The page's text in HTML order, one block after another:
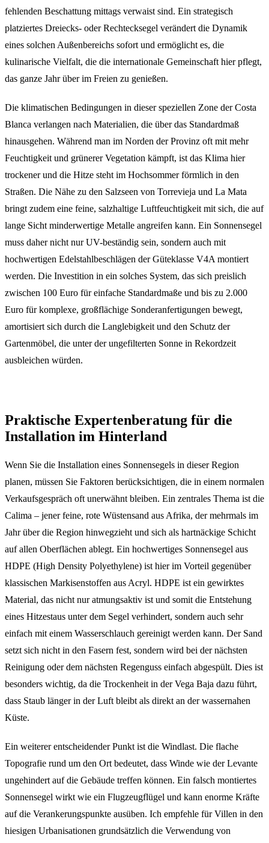
fehlenden Beschattung mittags verwaist sind. Ein strategisch
platziertes Dreiecks- oder Rechtecksegel verändert die Dynamik
eines solchen Außenbereichs sofort und ermöglicht es, die
kulinarische Vielfalt, die die internationale Gemeinschaft hier pflegt,
das ganze Jahr über im Freien zu genießen.
Die klimatischen Bedingungen in dieser speziellen Zone der Costa
Blanca verlangen nach Materialien, die über das Standardmaß
hinausgehen. Während man im Norden der Provinz oft mit mehr
Feuchtigkeit und grünerer Vegetation kämpft, ist das Klima hier
trockener und die Hitze steht im Hochsommer förmlich in den
Straßen. Die Nähe zu den Salzseen von Torrevieja und La Mata
bringt zudem eine feine, salzhaltige Luftfeuchtigkeit mit sich, die auf
lange Sicht minderwertige Metalle angreifen kann. Ein Sonnensegel
muss daher nicht nur UV-beständig sein, sondern auch mit
hochwertigen Edelstahlbeschlägen der Güteklasse V4A montiert
werden. Die Investition in ein solches System, das sich preislich
zwischen 100 Euro für einfache Standardmaße und bis zu 2.000
Euro für komplexe, großflächige Sonderanfertigungen bewegt,
amortisiert sich durch die Langlebigkeit und den Schutz der
Gartenmöbel, die unter der ungefilterten Sonne in Rekordzeit
ausbleichen würden.
Praktische Expertenberatung für die
Installation im Hinterland
Wenn Sie die Installation eines Sonnensegels in dieser Region
planen, müssen Sie Faktoren berücksichtigen, die in einem normalen
Verkaufsgespräch oft unerwähnt bleiben. Ein zentrales Thema ist die
Calima – jener feine, rote Wüstensand aus Afrika, der mehrmals im
Jahr über die Region hinwegzieht und sich als hartnäckige Schicht
auf allen Oberflächen ablegt. Ein hochwertiges Sonnensegel aus
HDPE (High Density Polyethylene) ist hier im Vorteil gegenüber
klassischen Markisenstoffen aus Acryl. HDPE ist ein gewirktes
Material, das nicht nur atmungsaktiv ist und somit die Entstehung
eines Hitzestaus unter dem Segel verhindert, sondern auch sehr
einfach mit einem Wasserschlauch gereinigt werden kann. Der Sand
setzt sich nicht in den Fasern fest, sondern wird bei der nächsten
Reinigung oder dem nächsten Regenguss einfach abgespült. Dies ist
besonders wichtig, da die Trockenheit in der Vega Baja dazu führt,
dass Staub länger in der Luft bleibt als direkt an der wassernahen
Küste.
Ein weiterer entscheidender Punkt ist die Windlast. Die flache
Topografie rund um den Ort bedeutet, dass Winde wie der Levante
ungehindert auf die Gebäude treffen können. Ein falsch montiertes
Sonnensegel wirkt wie ein Flugzeugflügel und kann enorme Kräfte
auf die Verankerungspunkte ausüben. Ich empfehle für Villen in den
hiesigen Urbanisationen grundsätzlich die Verwendung von